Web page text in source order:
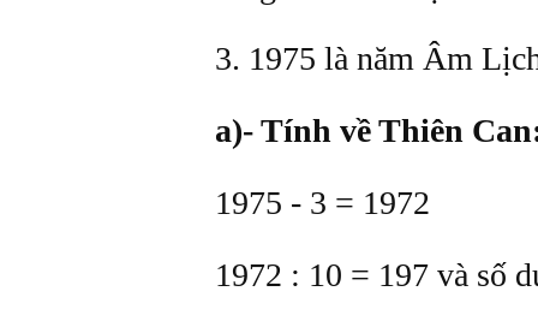
3. 1975 là năm Âm
a)- Tính về Thiên
1975 - 3 = 1972
1972 : 10 = 197 và số